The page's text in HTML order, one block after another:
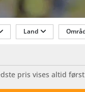
Land
pris vises altid først